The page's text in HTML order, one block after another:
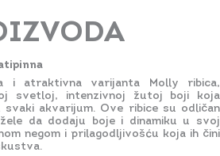
i atraktivna varijanta Molly ribica,
svetloj, intenzivnoj žutoj boji koja
akvarijum. Ove ribice su odličan
da dodaju boje i dinamiku u svoj
negom i prilagodljivošću koja ih čini